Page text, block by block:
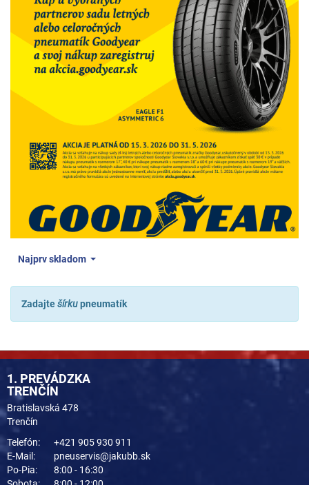
Najprv skladom
Zadajtešírkupneumatík
1. PREVÁDZKA
TRENČÍN
Bratislavská 478
Trenčín
Telefón:
+421 905 930 911
E-Mail:
pneuservis@jakubb.sk
Po-Pia:
8:00 - 16:30